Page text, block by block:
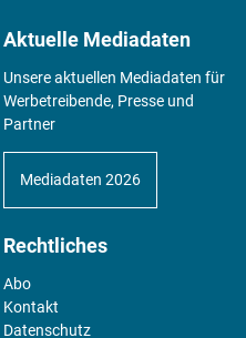
Aktuelle Mediadaten
Unsere aktuellen Mediadaten für
Werbetreibende, Presse und
Partner
Mediadaten 2026
Rechtliches
Abo
Kontakt
Datenschutz